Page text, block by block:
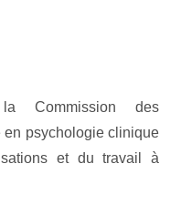
Commission des
psychologie clinique
et du travail à